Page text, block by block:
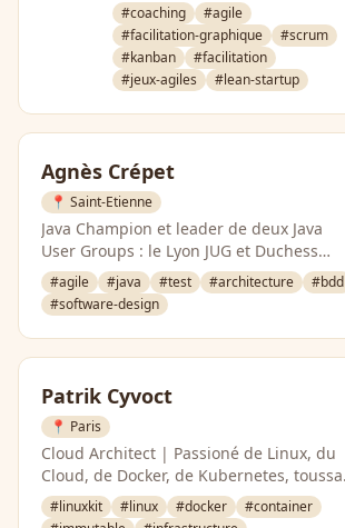
#coaching
#agile
#facilitation-graphique
#scrum
#kanban
#facilitation
#jeux-agiles
#lean-startup
Agnès Crépet
📍 Saint-Etienne
Java Champion et leader de deux Java
User Groups : le Lyon JUG et Duchess
France. Elle fait partie de l’équipe …
#agile #java #test #architecture
#bdd
#software-design
Patrik Cyvoct
📍 Paris
Cloud Architect | Passioné de Linux, du
Cloud, de Docker, de Kubernetes, toussa
toussa.
#linuxkit #linux #docker
#container